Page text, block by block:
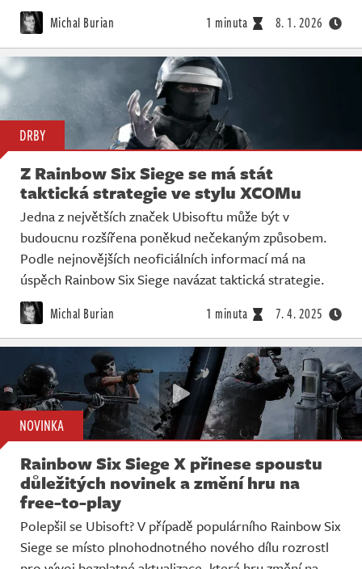
Michal Burian 1 minuta 8. 1. 2026
DRBY
Z Rainbow Six Siege se má stát
taktická strategie ve stylu XCOMu
Jedna z největších značek Ubisoftu může být v
budoucnu rozšířena poněkud nečekaným způsobem.
Podle nejnovějších neoficiálních informací má na
úspěch Rainbow Six Siege navázat taktická strategie.
Michal Burian 1 minuta 7. 4. 2025
NOVINKA
Rainbow Six Siege X přinese spoustu
důležitých novinek a změní hru na
free-to-play
Polepšil se Ubisoft? V případě populárního Rainbow Six
Siege se místo plnohodnotného nového dílu rozrostl